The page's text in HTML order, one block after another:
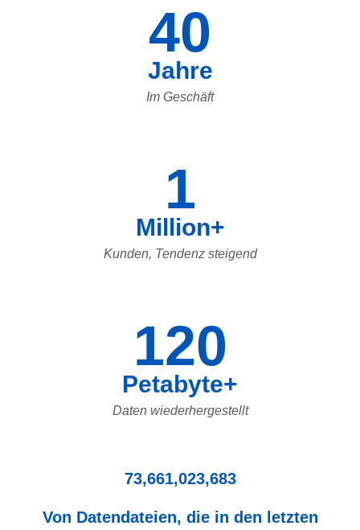
40
Jahre
Im Geschäft
1
Million+
Kunden, Tendenz steigend
120
Petabyte+
Daten wiederhergestellt
73,661,023,683
Von Datendateien, die in den letzten